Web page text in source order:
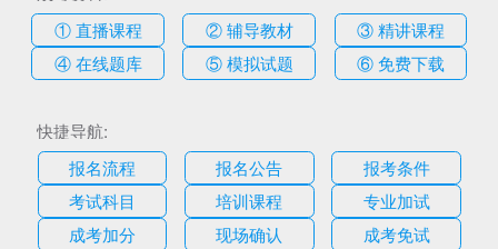
① 直播课程
② 辅导教材
③ 精讲课程
④ 在线题库
⑤ 模拟试题 ⑥ 免费下载
快捷导航:
报名流程
报名公告
报考条件
考试科目
培训课程
专业加试
成考加分
现场确认
成考免试